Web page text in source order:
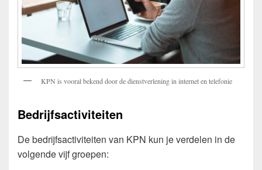
KPN is vooral bekend door de dienstverlening in internet en telefonie
Bedrijfsactiviteiten
De bedrijfsactiviteiten van KPN kun je verdelen in de
volgende vijf groepen: